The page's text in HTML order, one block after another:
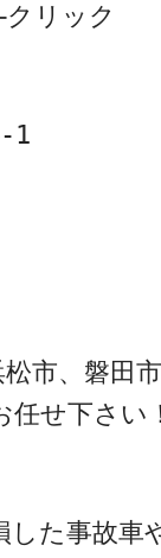
クリック
1
市、磐田
せ下さい
た事故車